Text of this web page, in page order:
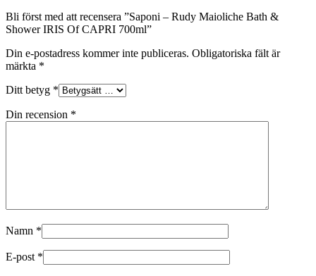
Bli först med att recensera ”Saponi – Rudy Maioliche Bath &
Shower IRIS Of CAPRI 700ml”
Din e-postadress kommer inte publiceras. Obligatoriska fält är
märkta *
Ditt betyg *
Din recension *
Namn *
E-post *